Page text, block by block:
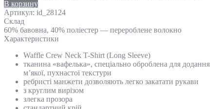
В корзину
Артикул: id_28124
Склад
60% бавовна, 40% поліестер — перероблене волокно
Характеристики
Waffle Crew Neck T-Shirt (Long Sleeve)
тканина «вафелька», спеціально оброблена для додання
м’якої, пухнастої текстури
ребристі манжети дозволяють легко закатати рукави
з круглим вирізом
злегка прозора